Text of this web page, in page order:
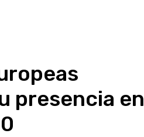
presencia en